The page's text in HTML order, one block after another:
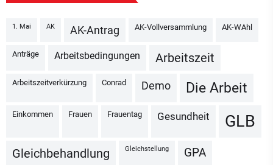
1. Mai AK AK-Antrag AK-Vollversammlung AK-WAhl
Anträge Arbeitsbedingungen Arbeitszeit
Arbeitszeitverkürzung Conrad Demo Die Arbeit
Einkommen Frauen Frauentag Gesundheit GLB
Gleichbehandlung Gleichstellung GPA